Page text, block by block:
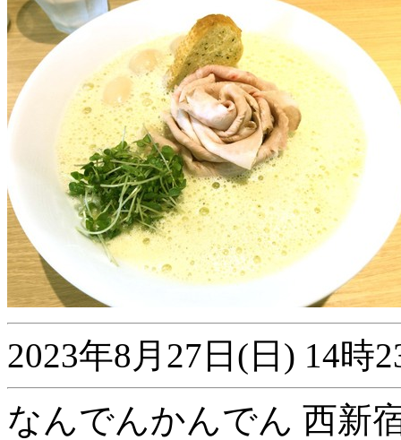
2023年8月27日(日) 14時
なんでんかんでん 西新